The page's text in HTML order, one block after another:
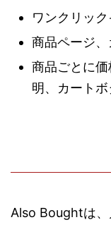
ワンクリッ
商品ページ
商品ごとに
明、カート
Also Boughtは、